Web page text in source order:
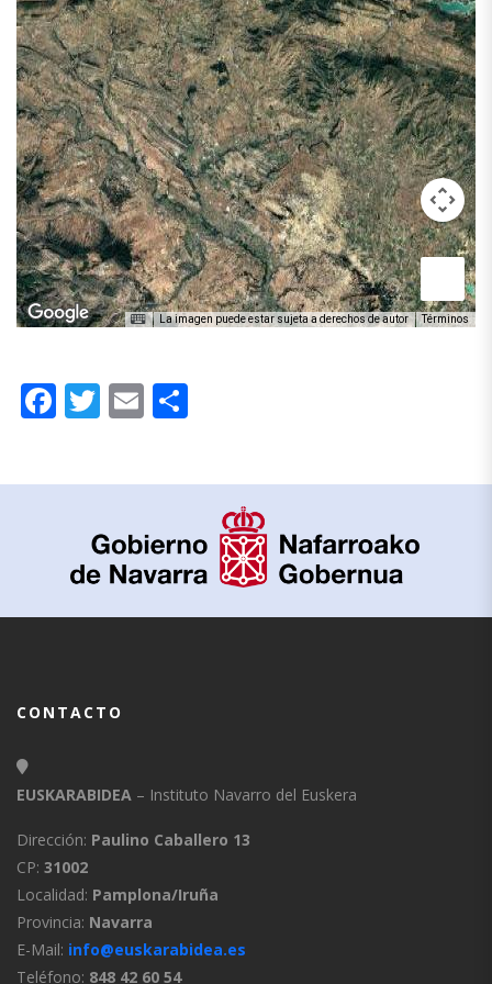
La imagen puede estar sujeta a derechos de autor Términos
Facebook
Twitter
Email
CONTACTO
EUSKARABIDEA – Instituto Navarro del Euskera
Dirección: Paulino Caballero 13
CP: 31002
Localidad: Pamplona/Iruña
Provincia: Navarra
E-Mail: info@euskarabidea.es
Teléfono: 848 42 60 54